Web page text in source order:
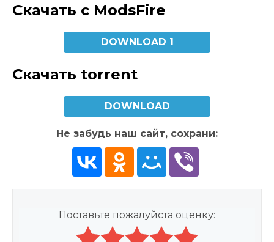
Скачать с ModsFire
DOWNLOAD 1
Скачать torrent
DOWNLOAD
Не забудь наш сайт, сохрани:
Поставьте пожалуйста оценку: